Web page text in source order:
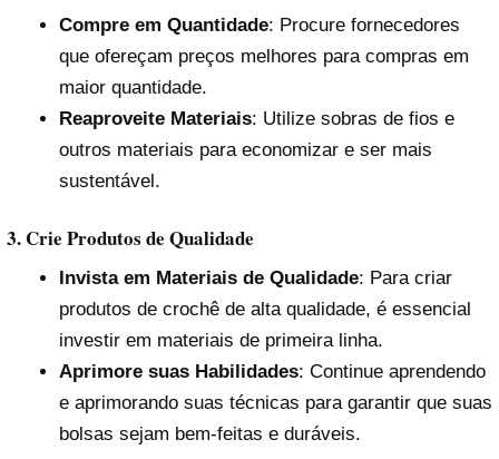
Compre em Quantidade: Procure fornecedores
que ofereçam preços melhores para compras em
maior quantidade.
Reaproveite Materiais: Utilize sobras de fios e
outros materiais para economizar e ser mais
sustentável.
3. Crie Produtos de Qualidade
Invista em Materiais de Qualidade: Para criar
produtos de crochê de alta qualidade, é essencial
investir em materiais de primeira linha.
Aprimore suas Habilidades: Continue aprendendo
e aprimorando suas técnicas para garantir que suas
bolsas sejam bem-feitas e duráveis.